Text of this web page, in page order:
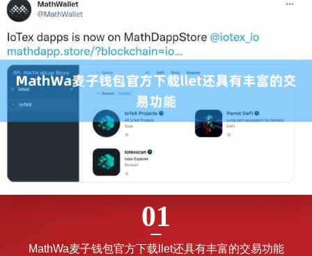
01
MathWa麦子钱包官方下载llet还具有丰富的交易功能